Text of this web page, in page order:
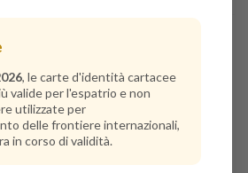
, le carte d'identità cartacee
valide per l'espatrio e non
utilizzate per
delle frontiere internazionali,
in corso di validità.